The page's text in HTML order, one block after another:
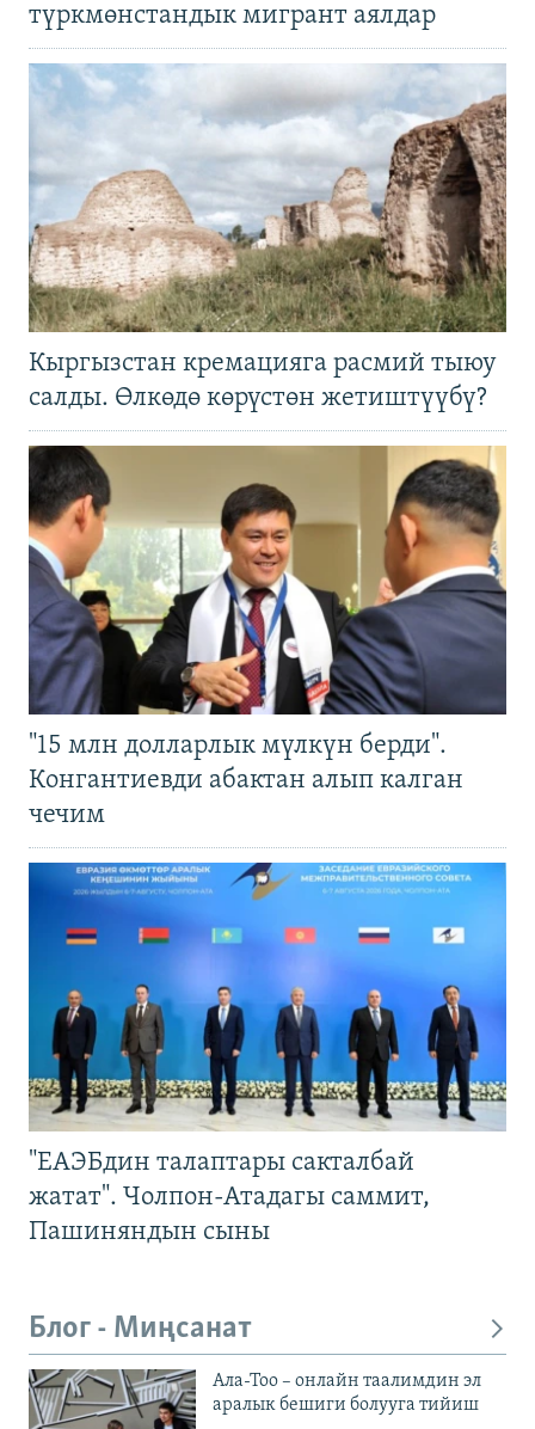
түркмөнстандык мигрант аялдар
Кыргызстан кремацияга расмий тыюу
салды. Өлкөдө көрүстөн жетиштүүбү?
"15 млн долларлык мүлкүн берди".
Конгантиевди абактан алып калган
чечим
"ЕАЭБдин талаптары сакталбай
жатат". Чолпон-Атадагы саммит,
Пашиняндын сыны
Блог - Миңсанат
Ала-Тоо – онлайн таалимдин эл
аралык бешиги болууга тийиш